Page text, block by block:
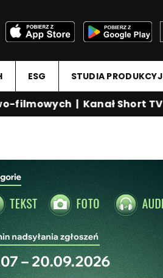
ESG STUDIA
|Kanał Short TV |